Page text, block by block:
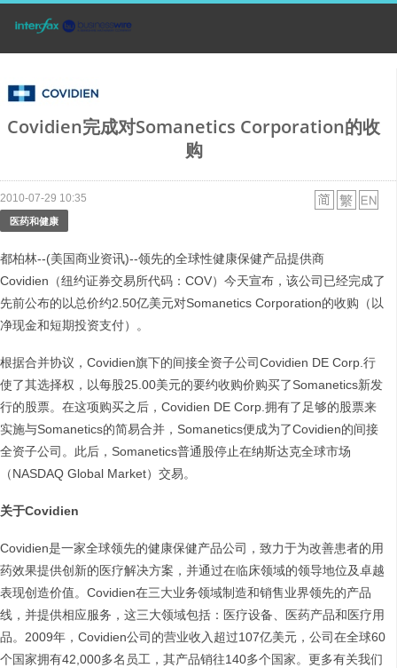
Covidien完成对Somanetics Corporation的收
购
2010-07-29 10:35
医药和健康
都柏林--(美国商业资讯)--领先的全球性健康保健产品提供商
Covidien（纽约证券交易所代码：COV）今天宣布，该公司已经完成了
先前公布的以总价约2.50亿美元对Somanetics Corporation的收购（以
净现金和短期投资支付）。
根据合并协议，Covidien旗下的间接全资子公司Covidien DE Corp.行
使了其选择权，以每股25.00美元的要约收购价购买了Somanetics新发
行的股票。在这项购买之后，Covidien DE Corp.拥有了足够的股票来
实施与Somanetics的简易合并，Somanetics便成为了Covidien的间接
全资子公司。此后，Somanetics普通股停止在纳斯达克全球市场
（NASDAQ Global Market）交易。
关于Covidien
Covidien是一家全球领先的健康保健产品公司，致力于为改善患者的用
药效果提供创新的医疗解决方案，并通过在临床领域的领导地位及卓越
表现创造价值。Covidien在三大业务领域制造和销售业界领先的产品
线，并提供相应服务，这三大领域包括：医疗设备、医药产品和医疗用
品。2009年，Covidien公司的营业收入超过107亿美元，公司在全球60
个国家拥有42,000多名员工，其产品销往140多个国家。更多有关我们